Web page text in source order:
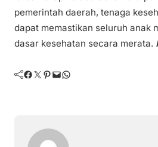
pemerintah daerah, tenaga
dapat memastikan seluruh anak
dasar kesehatan secara merata.
Facebook Twitter Pinterest Mail WhatsApp